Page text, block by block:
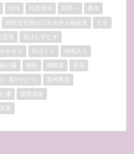
写俳 写真俳句 冥界へ
勝美
国民文化祭山口大会俳人協会賞
土手
芸賞
春はむずむず
かざす
松ぼくり
梅雨入り
猫の墓 獺祭 獺祭賞
登高
置かれけり
粟村勝美
柵
避難通路
賞